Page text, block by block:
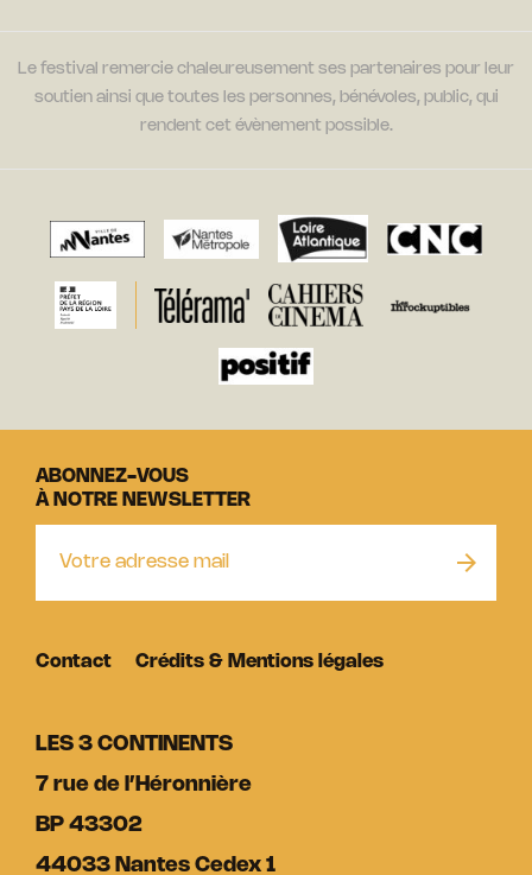
Le festival remercie chaleureusement ses partenaires pour leur
soutien ainsi que toutes les personnes, bénévoles, public, qui
rendent cet évènement possible.
LES 3 CONTINENTS
7 rue de l’Héronnière
BP 43302
44033 Nantes Cedex 1
ABONNEZ-VOUS
À NOTRE NEWSLETTER
Contact Crédits & Mentions légales